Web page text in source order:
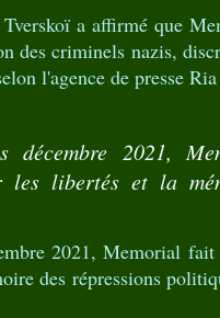
a affirmé que
des criminels nazis,
l'agence de presse
décembre 2021,
libertés et la
2021, Memorial
des répressions